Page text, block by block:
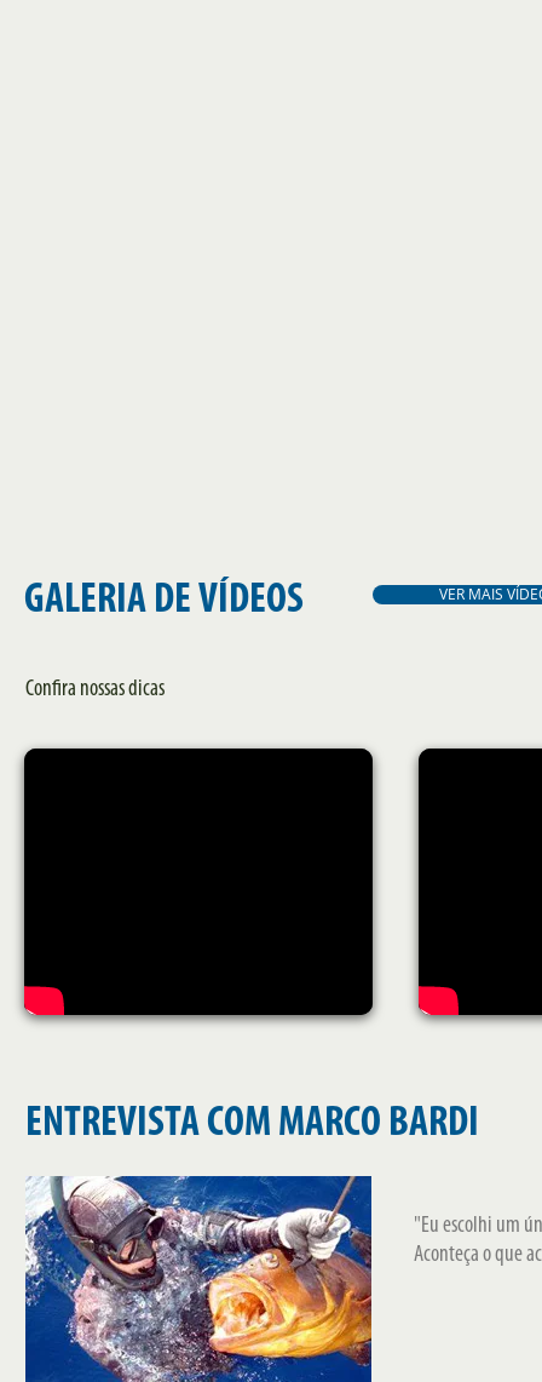
GALERIA DE VÍDEOS VER MAIS
Confira nossas dicas
ENTREVISTA COM MARCO BARDI
"Eu escolhi um
Aconteça o que